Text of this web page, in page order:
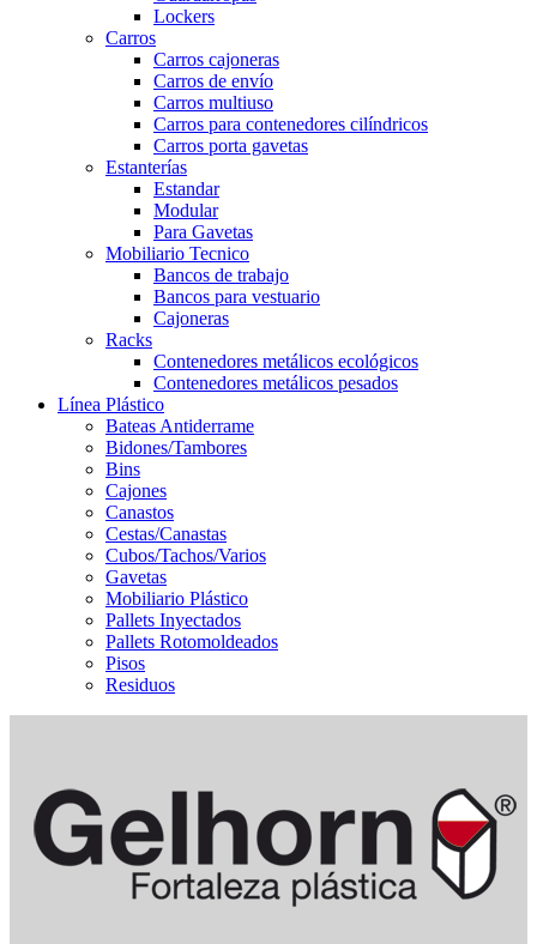
Lockers
Carros
Carros cajoneras
Carros de envío
Carros multiuso
Carros para contenedores cilíndricos
Carros porta gavetas
Estanterías
Estandar
Modular
Para Gavetas
Mobiliario Tecnico
Bancos de trabajo
Bancos para vestuario
Cajoneras
Racks
Contenedores metálicos ecológicos
Contenedores metálicos pesados
Línea Plástico
Bateas Antiderrame
Bidones/Tambores
Bins
Cajones
Canastos
Cestas/Canastas
Cubos/Tachos/Varios
Gavetas
Mobiliario Plástico
Pallets Inyectados
Pallets Rotomoldeados
Pisos
Residuos